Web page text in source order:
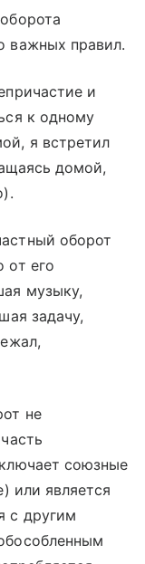
важных правил.
и
к одному
я встретил
домой,
оборот
от его
музыку,
задачу,
не
союзные
или является
с другим